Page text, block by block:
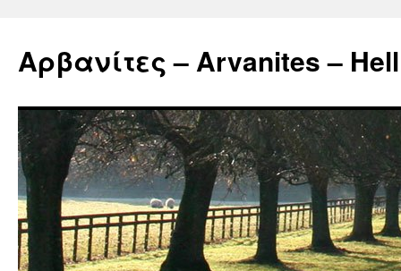
περιεχόμενο
Αρβανίτες – Arvanites –